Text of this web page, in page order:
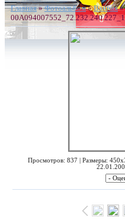
Главная»Фотоальбом»Ванная»
Просмотров: 837 | Размеры: